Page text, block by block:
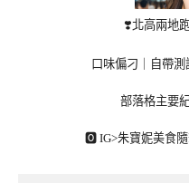
❣️北高兩地
口味偏刁｜自帶
部落格主要
🅾 IG>朱寶妮美食